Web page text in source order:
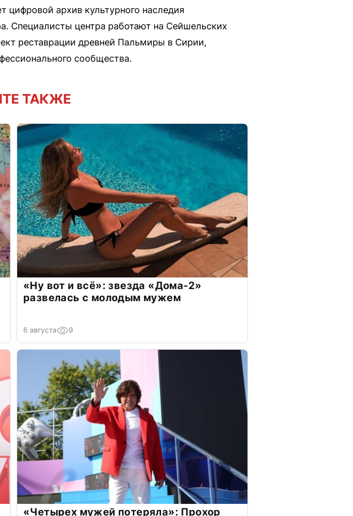
цифровой архив культурного наследия
Специалисты центра работают на Сейшельских
реставрации древней Пальмиры в Сирии,
сообщества.
ТАКЖЕ
«Ну вот и всё»: звезда «Дома-2»
развелась с молодым мужем
6 августа 9
«Четырех мужей потеряла»: Прохор